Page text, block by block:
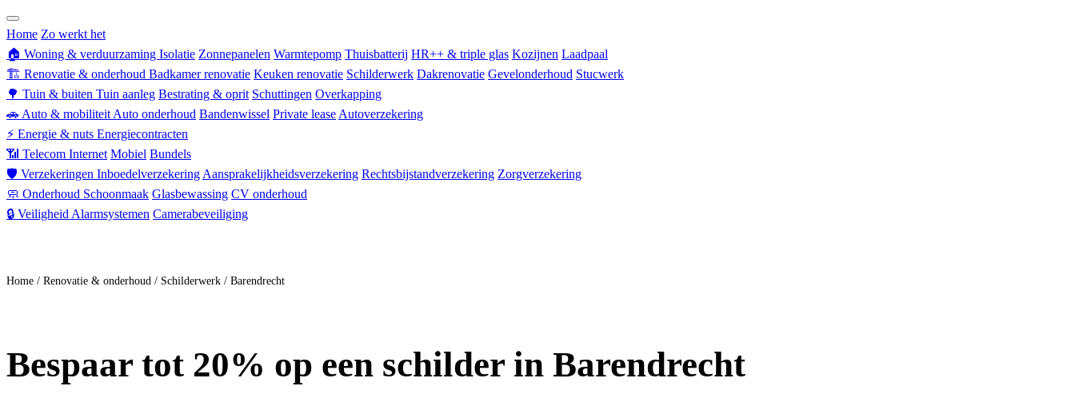
Home Zo werkt het
🏠 Woning & verduurzaming Isolatie Zonnepanelen Warmtepomp Thuisbatterij HR++ & triple glas Kozijnen Laadpaal
🏗 Renovatie & onderhoud Badkamer renovatie Keuken renovatie Schilderwerk Dakrenovatie Gevelonderhoud Stucwerk
🌳 Tuin & buiten Tuin aanleg Bestrating & oprit Schuttingen Overkapping
🚗 Auto & mobiliteit Auto onderhoud Bandenwissel Private lease Autoverzekering
⚡ Energie & nuts Energiecontracten
📶 Telecom Internet Mobiel Bundels
🛡 Verzekeringen Inboedelverzekering Aansprakelijkheidsverzekering Rechtsbijstandverzekering Zorgverzekering
🧼 Onderhoud Schoonmaak Glasbewassing CV onderhoud
🔒 Veiligheid Alarmsystemen Camerabeveiliging
Home / Renovatie & onderhoud / Schilderwerk / Barendrecht
Bespaar tot 20% op een schilder in Barendrecht